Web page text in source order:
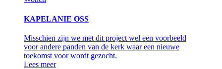
KAPELANIE OSS
Misschien zijn we met dit project wel een voorbeeld
voor andere panden van de kerk waar een nieuwe
toekomst voor wordt gezocht.
Lees meer